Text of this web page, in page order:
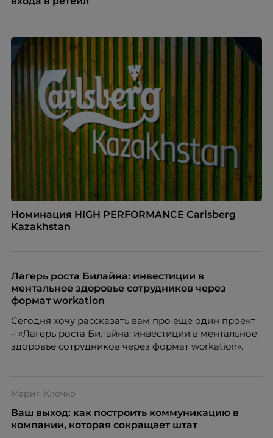
Номинация HIGH PERFORMANCE Carlsberg
Kazakhstan
Лагерь роста Билайна: инвестиции в
ментальное здоровье сотрудников через
формат workation
Сегодня хочу рассказать вам про еще один проект
– «Лагерь роста Билайна: инвестиции в ментальное
здоровье сотрудников через формат workation».
Мария Клочко
Ваш выход: как построить коммуникацию в
компании, которая сокращает штат